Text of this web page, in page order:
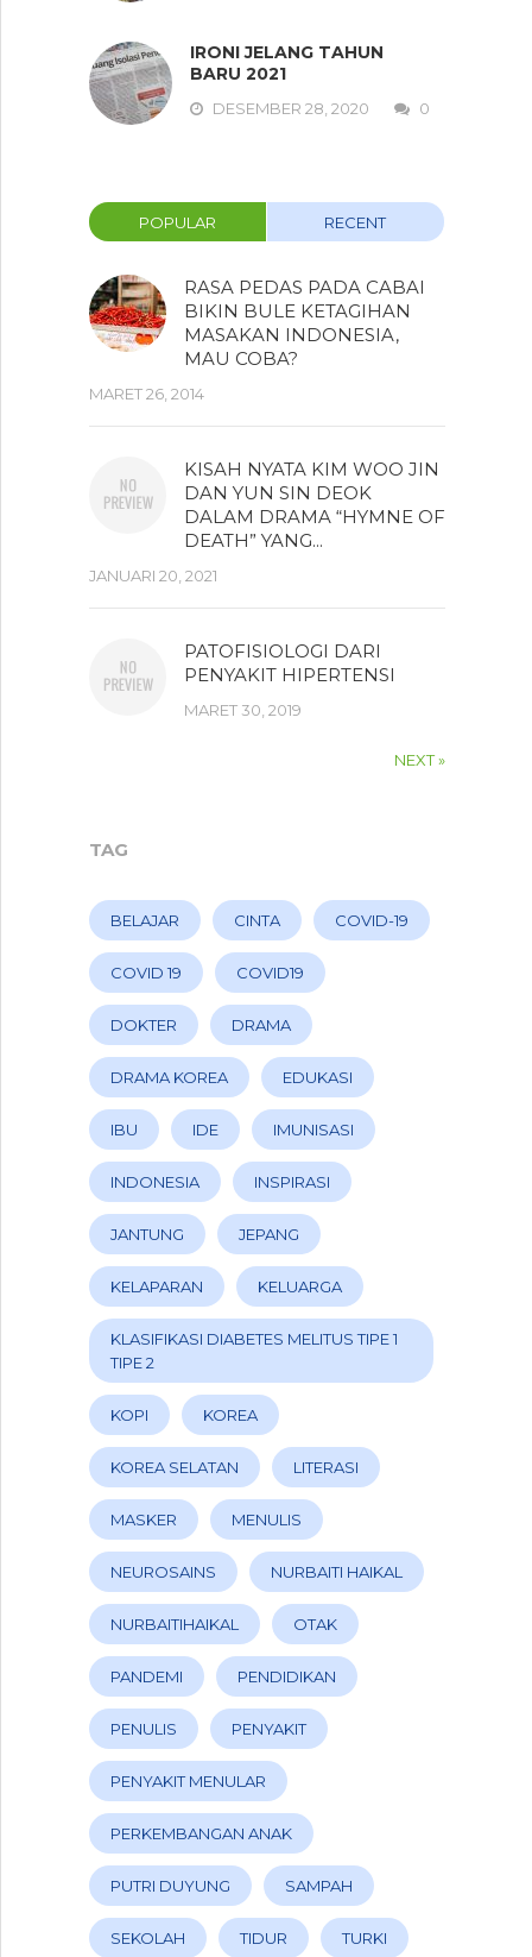
IRONI JELANG TAHUN
BARU 2021
DESEMBER 28, 2020 0
POPULAR RECENT
RASA PEDAS PADA CABAI
BIKIN BULE KETAGIHAN
MASAKAN INDONESIA,
MAU COBA?
MARET 26, 2014
KISAH NYATA KIM WOO JIN
DAN YUN SIN DEOK
DALAM DRAMA “HYMNE OF
DEATH” YANG...
JANUARI 20, 2021
PATOFISIOLOGI DARI
PENYAKIT HIPERTENSI
MARET 30, 2019
NEXT »
TAG
BELAJAR CINTA COVID-19
COVID 19 COVID19
DOKTER DRAMA
DRAMA KOREA EDUKASI
IBU IDE IMUNISASI
INDONESIA INSPIRASI
JANTUNG JEPANG
KELAPARAN KELUARGA
KLASIFIKASI DIABETES MELITUS TIPE 1
TIPE 2
KOPI KOREA
KOREA SELATAN LITERASI
MASKER MENULIS
NEUROSAINS NURBAITI HAIKAL
NURBAITIHAIKAL OTAK
PANDEMI PENDIDIKAN
PENULIS PENYAKIT
PENYAKIT MENULAR
PERKEMBANGAN ANAK
PUTRI DUYUNG SAMPAH
SEKOLAH TIDUR TURKI